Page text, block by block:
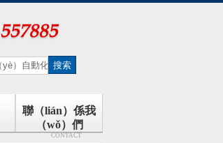
聯（lián）係我
（wǒ）們
CONTACT